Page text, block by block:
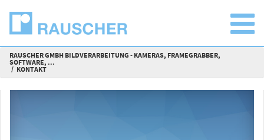
RAUSCHER GMBH BILDVERARBEITUNG - KAMERAS, FRAMEGRABBER,
SOFTWARE, ...
KONTAKT